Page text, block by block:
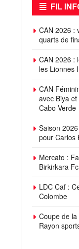
FIL
CAN 2026 :
quarts de
CAN 2026 :
les Lionnes
CAN
avec Biya
Cabo Verde
Saison
pour Carlos
Mercato :
Birkirkara Fc
LDC Caf :
Colombe
Coupe de
Rayon